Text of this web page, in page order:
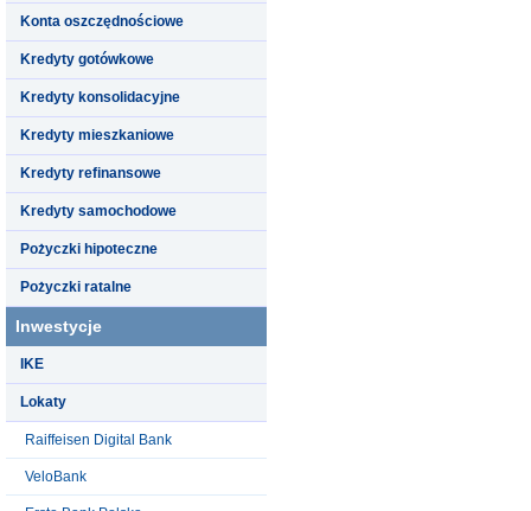
Konta oszczędnościowe
Kredyty gotówkowe
Kredyty konsolidacyjne
Kredyty mieszkaniowe
Kredyty refinansowe
Kredyty samochodowe
Pożyczki hipoteczne
Pożyczki ratalne
Inwestycje
IKE
Lokaty
Raiffeisen Digital Bank
VeloBank